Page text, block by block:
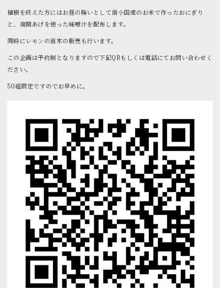
植樹を終えた方にはお昼の賄いとして南小国産のお米で作ったおにぎり
と、南関あげを使った味噌汁を配布します。
同時にレモンの苗木の販売も行います。
この企画は予約制となりますので下記QRもしくは電話にてお問い合わせく
ださい。
50組限定ですのでお早めに。